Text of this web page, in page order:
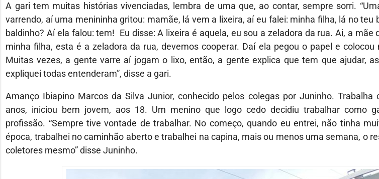
A gari tem muitas histórias vivenciadas, lembra de uma que, ao contar, sempre sorri.
varrendo, aí uma menininha gritou: mamãe, lá vem a lixeira, aí eu falei: minha filha, lá no teu
baldinho? Aí ela falou: tem! Eu disse: A lixeira é aquela, eu sou a zeladora da rua. Ai, a mãe
minha filha, esta é a zeladora da rua, devemos cooperar. Daí ela pegou o papel e colocou
Muitas vezes, a gente varre aí jogam o lixo, então, a gente explica que tem que ajudar,
expliquei todas entenderam”, disse a gari.
Amanço Ibiapino Marcos da Silva Junior, conhecido pelos colegas por Juninho. Trabalha
anos, iniciou bem jovem, aos 18. Um menino que logo cedo decidiu trabalhar como
profissão. “Sempre tive vontade de trabalhar. No começo, quando eu entrei, não tinha
época, trabalhei no caminhão aberto e trabalhei na capina, mais ou menos uma semana, o
coletores mesmo” disse Juninho.